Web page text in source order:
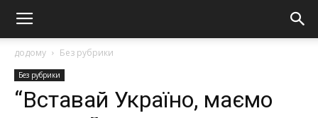
додому Без рубрики
Без рубрики
“Вставай Україно, маємо